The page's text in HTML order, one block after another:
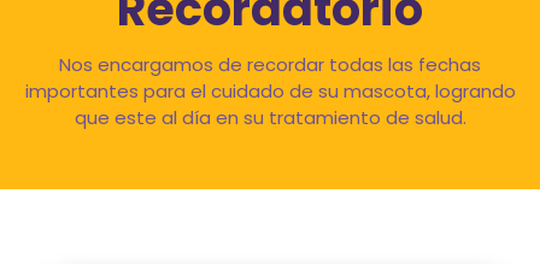
Nos encargamos de recordar todas las fechas
importantes para el cuidado de su mascota, logrando
que este al día en su tratamiento de salud.